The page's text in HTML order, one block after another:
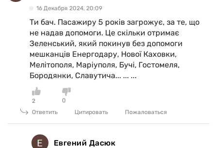
16 Декабря 2024, 20:09
Ти бач. Пасажиру 5 років загрожує, за те, що
не надав допомоги. Це скільки отримає
Зеленський, який покинув без допомоги
мешканців Енергодару, Нової Каховки,
Мелітополя, Маріуполя, Бучі, Гостомеля,
Бородянки, Славутича... ... ...
2
0
Ответить
Цитировать Пожаловаться
Евгений Дасюк